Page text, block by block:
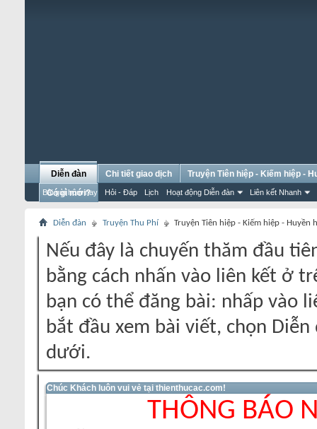
Diễn đàn
Bài gửi hôm nay Hỏi - Đáp Lịch Hoạt động Diễn đàn Liên kết Nhanh
Chi tiết giao dịch
Truyện Tiên hiệp - Kiếm hiệp -
Có gì mới?
Diễn đàn Truyện Thu Phí Truyện Tiên hiệp - Kiếm hiệp - Huyền
Nếu đây là chuyến thăm đầu
bằng cách nhấn vào liên kết ở
bạn có thể đăng bài: nhấp vào
bắt đầu xem bài viết, chọn
dưới.
Chúc Khách luôn vui vẻ tại thienthucac.com!
THÔNG BÁO